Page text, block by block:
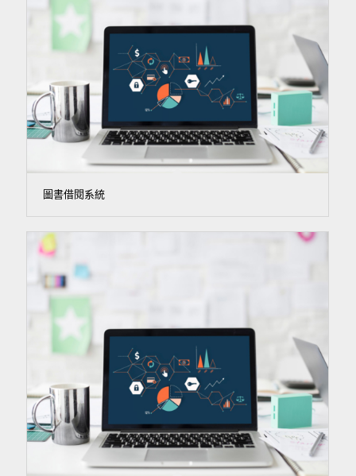
圖書借閱系統